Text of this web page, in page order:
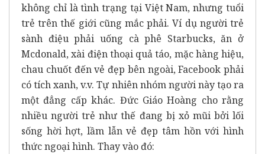
không chỉ là tình trạng tại Việt Nam, nhưng tuổi
trẻ trên thế giới cũng mắc phải. Ví dụ người trẻ
sành điệu phải uống cà phê Starbucks, ăn ở
Mcdonald, xài điện thoại quả táo, mặc hàng hiệu,
chau chuốt đến vẻ đẹp bên ngoài, Facebook phải
có tích xanh, v.v. Tự nhiên nhóm người này tạo ra
một đẳng cấp khác. Đức Giáo Hoàng cho rằng
nhiều người trẻ như thế đang bị xỏ mũi bởi lối
sống hời hợt, lầm lẫn vẻ đẹp tâm hồn với hình
thức ngoại hình. Thay vào đó: